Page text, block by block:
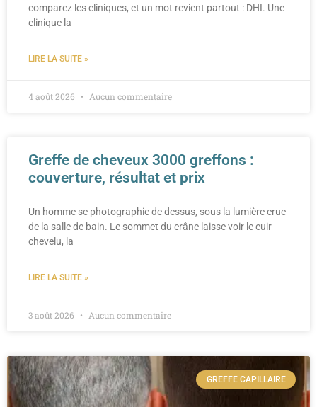
comparez les cliniques, et un mot revient partout : DHI. Une
clinique la
LIRE LA SUITE »
4 août 2026 Aucun commentaire
Greffe de cheveux 3000 greffons :
couverture, résultat et prix
Un homme se photographie de dessus, sous la lumière crue
de la salle de bain. Le sommet du crâne laisse voir le cuir
chevelu, la
LIRE LA SUITE »
3 août 2026 Aucun commentaire
GREFFE CAPILLAIRE